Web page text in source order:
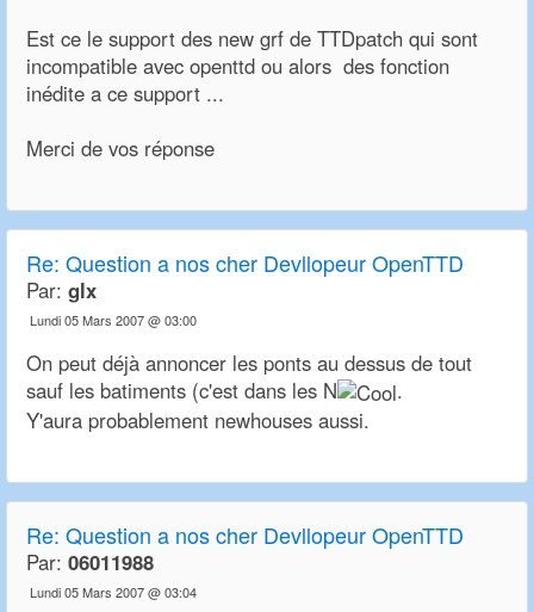
Est ce le support des new grf de TTDpatch qui sont
incompatible avec openttd ou alors des fonction
inédite a ce support ...
Merci de vos réponse
Re: Question a nos cher Devllopeur OpenTTD
Par: glx
Lundi 05 Mars 2007 @ 03:00
On peut déjà annoncer les ponts au dessus de tout
sauf les batiments (c'est dans les N
.
Y'aura probablement newhouses aussi.
Re: Question a nos cher Devllopeur OpenTTD
Par: 06011988
Lundi 05 Mars 2007 @ 03:04